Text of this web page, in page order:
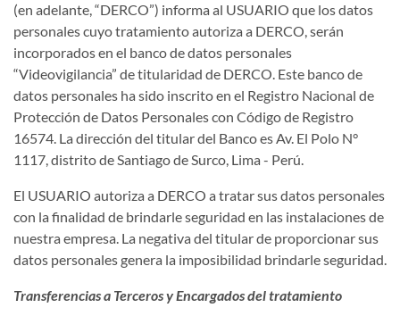
(en adelante, “DERCO”) informa al USUARIO que los datos
personales cuyo tratamiento autoriza a DERCO, serán
incorporados en el banco de datos personales
“Videovigilancia” de titularidad de DERCO. Este banco de
datos personales ha sido inscrito en el Registro Nacional de
Protección de Datos Personales con Código de Registro
16574. La dirección del titular del Banco es Av. El Polo N°
1117, distrito de Santiago de Surco, Lima - Perú.
El USUARIO autoriza a DERCO a tratar sus datos personales
con la finalidad de brindarle seguridad en las instalaciones de
nuestra empresa. La negativa del titular de proporcionar sus
datos personales genera la imposibilidad brindarle seguridad.
Transferencias a Terceros y Encargados del tratamiento